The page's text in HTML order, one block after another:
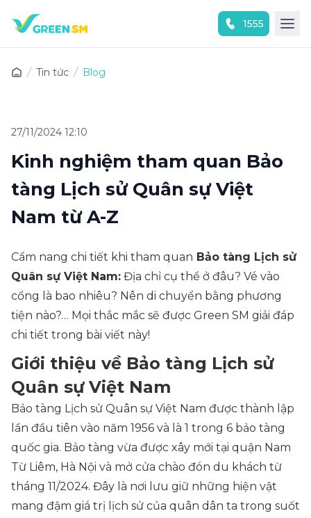
1555
Tin tức Blog
27/11/2024 12:10
Kinh nghiệm tham quan Bảo
tàng Lịch sử Quân sự Việt
Nam từ A-Z
Cẩm nang chi tiết khi tham quan Bảo tàng Lịch sử
Quân sự Việt Nam: Địa chỉ cụ thể ở đâu? Vé vào
cổng là bao nhiêu? Nên di chuyển bằng phương
tiện nào?… Mọi thắc mắc sẽ được Green SM giải đáp
chi tiết trong bài viết này!
Giới thiệu về Bảo tàng Lịch sử
Quân sự Việt Nam
Bảo tàng Lịch sử Quân sự Việt Nam được thành lập
lần đầu tiên vào năm 1956 và là 1 trong 6 bảo tàng
quốc gia. Bảo tàng vừa được xây mới tại quận Nam
Từ Liêm, Hà Nội và mở cửa chào đón du khách từ
tháng 11/2024. Đây là nơi lưu giữ những hiện vật
mang đậm giá trị lịch sử của quân dân ta trong suốt